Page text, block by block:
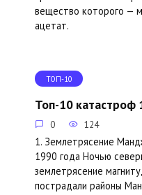
вещество которого —
ацетат.
ТОП-10
Топ-10 катастроф
0 124
1. Землетрясение
1990 года Ночью
землетрясение
пострадали районы